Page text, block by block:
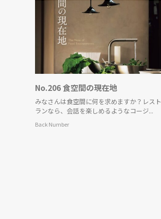
No.206 食空間の現在地
みなさんは食空間に何を求めますか？レスト
ランなら、会話を楽しめるようなコージ...
Back Number